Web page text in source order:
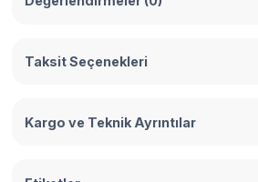
Taksit Seçenekleri
Kargo ve Teknik Ayrıntılar